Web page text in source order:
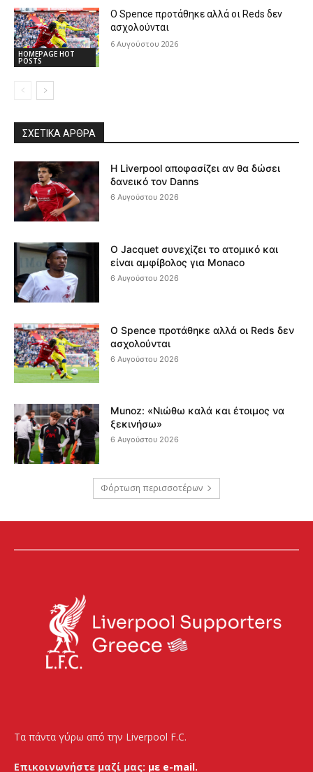
HOMEPAGE HOT
POSTS
Ο Spence προτάθηκε αλλά οι Reds δεν
ασχολούνται
6 Αυγούστου 2026
ΣΧΕΤΙΚΆ ΆΡΘΡΑ
Η Liverpool αποφασίζει αν θα δώσει
δανεικό τον Danns
6 Αυγούστου 2026
Ο Jacquet συνεχίζει το ατομικό και
είναι αμφίβολος για Monaco
6 Αυγούστου 2026
Ο Spence προτάθηκε αλλά οι Reds δεν
ασχολούνται
6 Αυγούστου 2026
Munoz: «Νιώθω καλά και έτοιμος να
ξεκινήσω»
6 Αυγούστου 2026
Φόρτωση περισσοτέρων
Τα πάντα γύρω από την Liverpool F.C.
Επικοινωνήστε μαζί μας: με e-mail.